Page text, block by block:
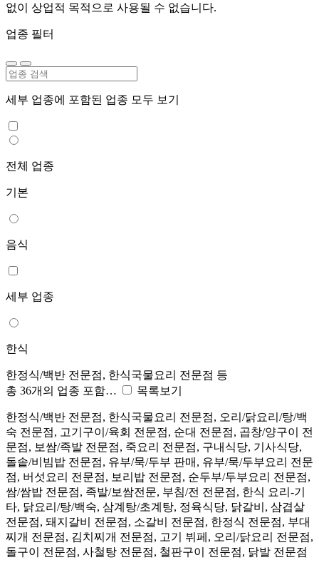
없이 상업적 목적으로 사용될 수 없습니다.
업종 필터
세부 업종에 포함된 업종 모두 보기
전체 업종
기본
음식
세부 업종
한식
한정식/백반 전문점, 한식국물요리 전문점 등
총 36개의 업종 포함…
목록보기
한정식/백반 전문점, 한식국물요리 전문점, 오리/닭요리/탕/백
숙 전문점, 고기구이/육회 전문점, 순대 전문점, 곱창/양구이 전
문점, 보쌈/족발 전문점, 죽요리 전문점, 구내식당, 기사식당,
돌솥/비빔밥 전문점, 유부/묵/두부 판매, 유부/묵/두부요리 전문
점, 버섯요리 전문점, 보리밥 전문점, 순두부/두부요리 전문점,
쌈/쌈밥 전문점, 족발/보쌈전문, 부침/전 전문점, 한식 요리-기
타, 닭요리/탕/백숙, 삼계탕/초계탕, 정육식당, 닭갈비, 삼겹살
전문점, 돼지갈비 전문점, 소갈비 전문점, 한정식 전문점, 부대
찌개 전문점, 김치찌개 전문점, 고기 뷔페, 오리/닭요리 전문점,
돌구이 전문점, 사철탕 전문점, 철판구이 전문점, 닭발 전문점